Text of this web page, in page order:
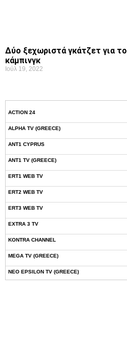
Δύο ξεχωριστά γκάτζετ για
κάμπινγκ
Ιούλ 19, 2022
ACTION 24
ALPHA TV (GREECE)
ANT1 CYPRUS
ANT1 TV (GREECE)
ERT1 WEB TV
ERT2 WEB TV
ERT3 WEB TV
EXTRA 3 TV
KONTRA CHANNEL
MEGA TV (GREECE)
NEO EPSILON TV (GREECE)